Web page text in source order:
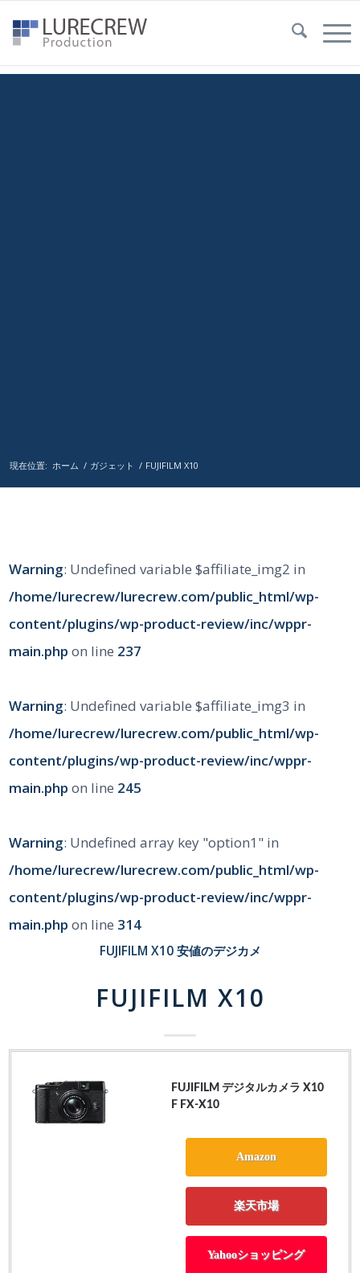
現在位置: ホーム / ガジェット / FUJIFILM X10
Warning: Undefined variable $affiliate_img2 in
/home/lurecrew/lurecrew.com/public_html/wp-
content/plugins/wp-product-review/inc/wppr-
main.php on line 237
Warning: Undefined variable $affiliate_img3 in
/home/lurecrew/lurecrew.com/public_html/wp-
content/plugins/wp-product-review/inc/wppr-
main.php on line 245
Warning: Undefined array key "option1" in
/home/lurecrew/lurecrew.com/public_html/wp-
content/plugins/wp-product-review/inc/wppr-
main.php on line 314
FUJIFILM X10 安値のデジカメ
FUJIFILM X10
FUJIFILM デジタルカメラ X10
F FX-X10
Amazon
楽天市場
Yahooショッピング